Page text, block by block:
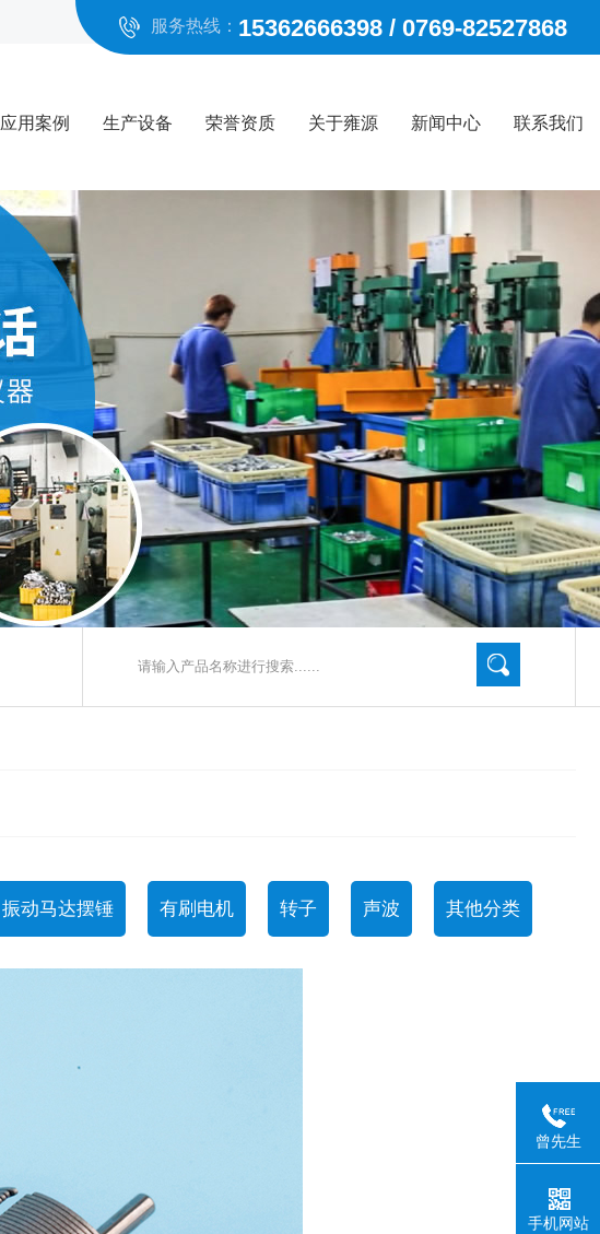
服务热线： 15362666398 / 0769-82527868
应用案例 生产设备 荣誉资质 关于雍源 新闻中心 联系我们
振动马达摆锤 有刷电机 转子 声波 其他分类
曾先生
手机网站